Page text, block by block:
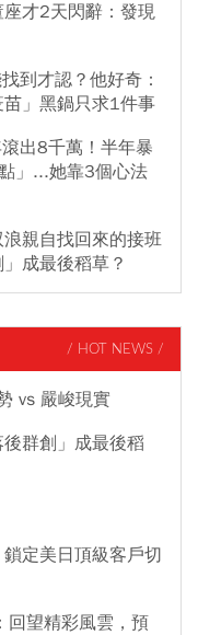
才2天閃辭：發現
到才認？他好奇：
」黑鍋只求1件事
出8千萬！半年暴
」...她靠3個心法
親自找回來的接班
成最後稻草？
/ HOT NEWS /
vs 嚴峻現實
群創」成最後稻
定美日頂級客戶切
回望精彩風雲，預